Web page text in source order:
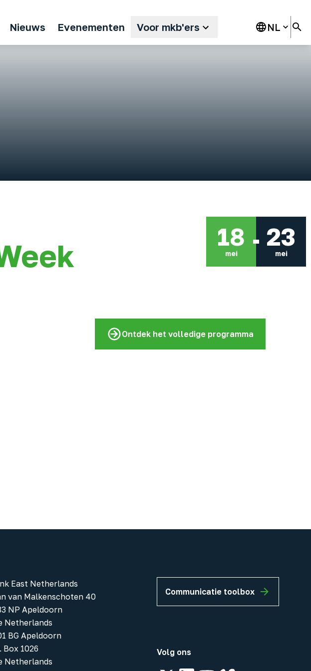
Nieuws Evenementen Voor mkb'ers NL
18
mei
23
mei
Ontdek het volledige programma
East Netherlands
van Malkenschoten 40
NP Apeldoorn
Netherlands
BG Apeldoorn
Box 1026
Netherlands
Communicatie toolbox
Volg ons